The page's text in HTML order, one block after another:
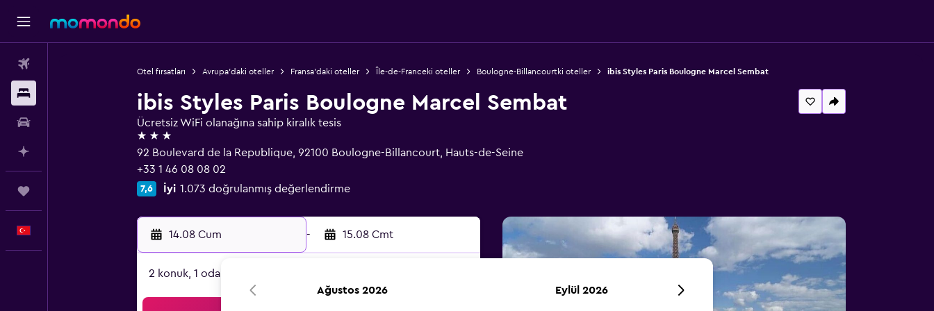
Otel fırsatları Avrupa'daki oteller Fransa'daki oteller Île-de-Franceki oteller Boulogne-Billancourtki oteller ibis Styles Paris Boulogne Marcel Sembat
ibis Styles Paris Boulogne Marcel Sembat
Ücretsiz WiFi olanağına sahip kiralık tesis
3 yıldız
92 Boulevard de la Republique, 92100 Boulogne-Billancourt, Hauts-de-Seine
+33 1 46 08 08 02
7,6 İyi 1.073 doğrulanmış değerlendirme
14.08 Cum - 15.08 Cmt
2 konuk, 1 oda
Ağustos 2026 Eylül 2026